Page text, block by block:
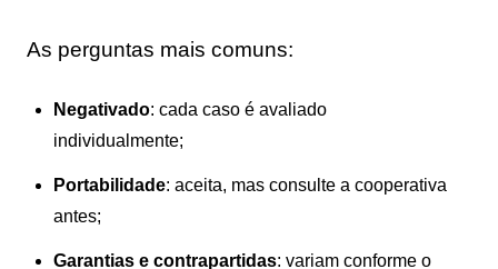
As perguntas mais comuns:
Negativado: cada caso é avaliado
individualmente;
Portabilidade: aceita, mas consulte a cooperativa
antes;
Garantias e contrapartidas: variam conforme o